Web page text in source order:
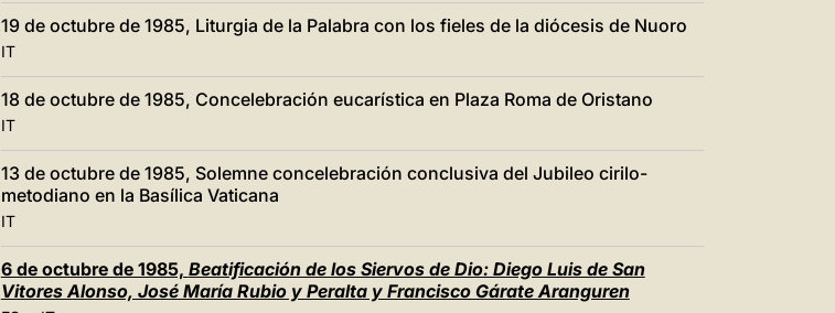
19 de octubre de 1985, Liturgia de la Palabra con los fieles de la diócesis de Nuoro
IT
18 de octubre de 1985, Concelebración eucarística en Plaza Roma de Oristano
IT
13 de octubre de 1985, Solemne concelebración conclusiva del Jubileo cirilo-
metodiano en la Basílica Vaticana
IT
6 de octubre de 1985, Beatificación de los Siervos de Dio: Diego Luis de San
Vitores Alonso, José María Rubio y Peralta y Francisco Gárate Aranguren